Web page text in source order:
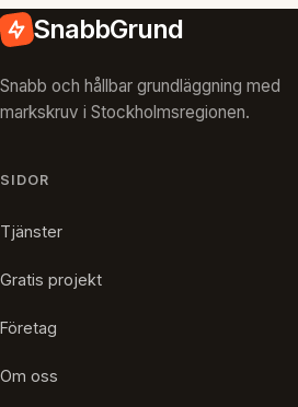
SnabbGrund
Snabb och hållbar grundläggning med
markskruv i Stockholmsregionen.
SIDOR
Tjänster
Gratis projekt
Företag
Om oss